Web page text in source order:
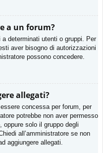
a un forum?
determinati utenti o gruppi. Per
aver bisogno di autorizzazioni
possono concedere.
allegati?
concessa per forum, per
potrebbe non aver permesso
solo il gruppo degli
all’amministratore se non
aggiungere allegati.